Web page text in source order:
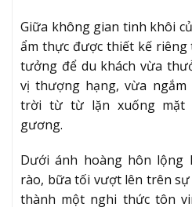
Giữa không gian tinh khôi
ẩm thực được thiết kế
tưởng để du khách vừa
vị thượng hạng, vừa
trời từ từ lặn xuống mặt
gương.
Dưới ánh hoàng hôn lộng
rào, bữa tối vượt lên trên
thành một nghi thức tôn